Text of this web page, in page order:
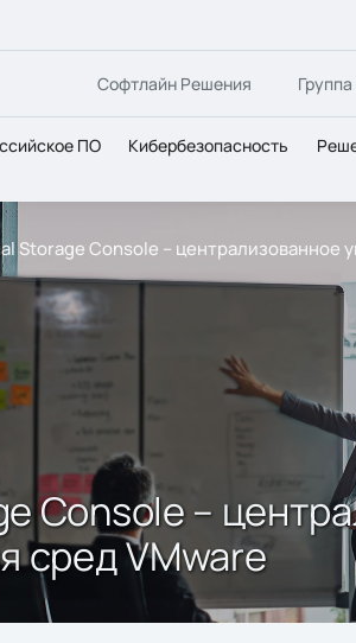
Софтлайн Решения
ПО Кибербезопасность
Storage Console – централизованное
Console –
сред VMware